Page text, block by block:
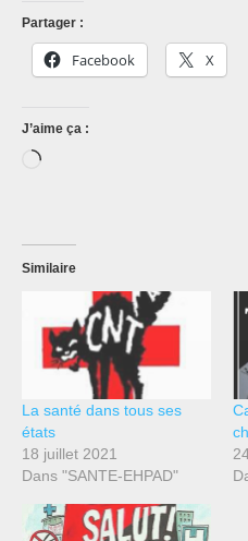
Partager :
Facebook X
J’aime ça :
Chargement…
Similaire
La santé dans tous ses
états
18 juillet 2021
Dans "SANTE-EHPAD"